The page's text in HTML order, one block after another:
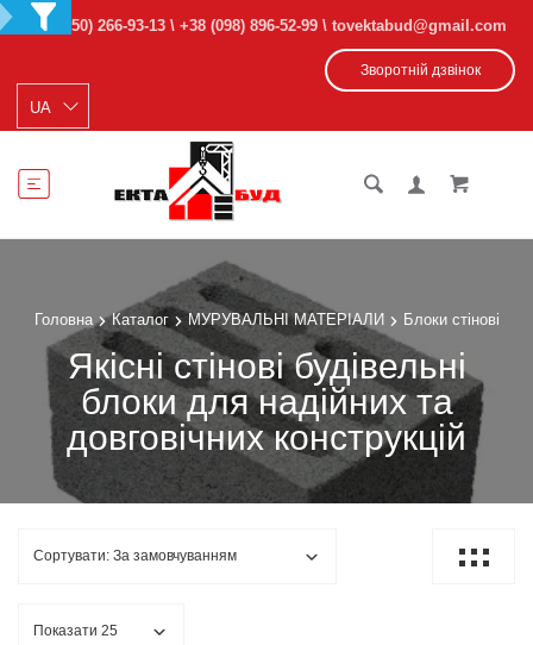
+38 (050) 266-93-13\ +38 (098) 896-52-99 \ tovektabud@gmail.com
Зворотній дзвінок
Головна Каталог МУРУВАЛЬНІ МАТЕРІАЛИ Блоки стінові
Якісні стінові будівельні
блоки для надійних та
довговічних конструкцій